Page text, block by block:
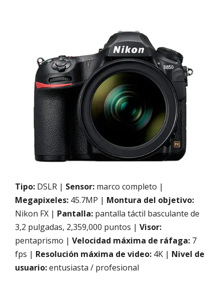
Tipo: DSLR | Sensor: marco completo |
Megapixeles: 45.7MP | Montura del objetivo:
Nikon FX | Pantalla: pantalla táctil basculante de
3,2 pulgadas, 2,359,000 puntos | Visor:
pentaprismo | Velocidad máxima de ráfaga: 7
fps | Resolución máxima de video: 4K | Nivel de
usuario:entusiasta / profesional